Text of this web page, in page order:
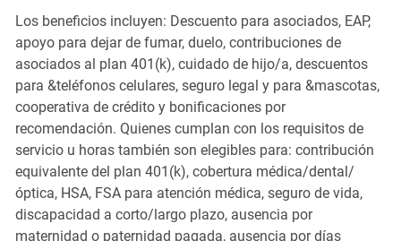
Los beneficios incluyen: Descuento para asociados, EAP,
apoyo para dejar de fumar, duelo, contribuciones de
asociados al plan 401(k), cuidado de hijo/a, descuentos
para &teléfonos celulares, seguro legal y para &mascotas,
cooperativa de crédito y bonificaciones por
recomendación. Quienes cumplan con los requisitos de
servicio u horas también son elegibles para: contribución
equivalente del plan 401(k), cobertura médica/dental/
óptica, HSA, FSA para atención médica, seguro de vida,
discapacidad a corto/largo plazo, ausencia por
maternidad o paternidad pagada, ausencia por días